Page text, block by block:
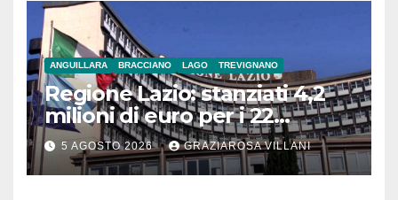
ANGUILLARA BRACCIANO LAGO TREVIGNANO
Regione Lazio: stanziati 4,2
milioni di euro per i 22
Comuni dell’Etruria
Meridionale
5 AGOSTO 2026 GRAZIAROSA VILLANI